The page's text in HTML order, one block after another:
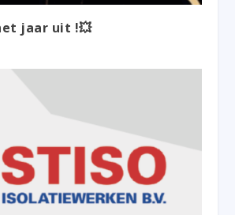
jaar uit !💥